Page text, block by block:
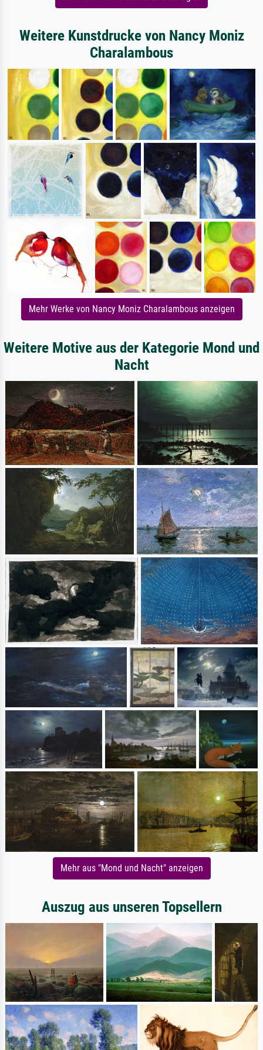
Weitere Kunstdrucke von Nancy Moniz
Charalambous
Mehr Werke von Nancy Moniz Charalambous anzeigen
Weitere Motive aus der Kategorie Mond und
Nacht
Mehr aus "Mond und Nacht" anzeigen
Auszug aus unseren Topsellern